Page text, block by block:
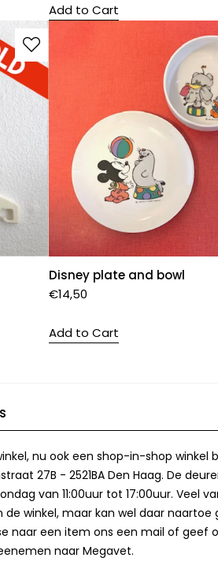
Add to Cart
Disney plate and bowl
€14,50
Add to Cart
nu ook een shop-in-shop winkel
27B - 2521BA Den Haag. De
van 11:00uur tot 17:00uur. Veel
winkel, maar kan wel daar naartoe
naar een item ons een mail of geef
naar Megavet.